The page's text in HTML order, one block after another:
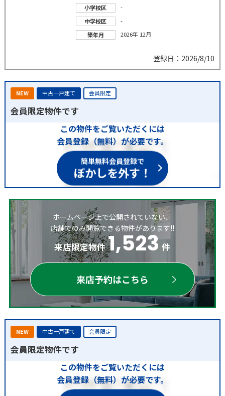
小学校区
-
中学校区
-
築年月
2026年 12月
登録日：2026/8/10
NEW 中古一戸建て 会員限定
会員限定物件です
この物件をご覧いただくには
会員登録（無料）が必要です。
簡単無料会員登録で
ぼかしを外す！
ホームページ上で公開されていない、
店舗でのみ閲覧できる物件があります!!
来店限定物件 1,523 件
来店予約はこちら
NEW 中古一戸建て 会員限定
会員限定物件です
この物件をご覧いただくには
会員登録（無料）が必要です。